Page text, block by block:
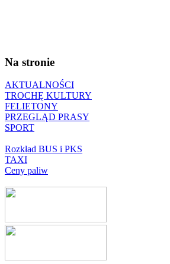
Na stronie
AKTUALNOŚCI
TROCHĘ KULTURY
FELIETONY
PRZEGLĄD PRASY
SPORT
Rozkład BUS i PKS
TAXI
Ceny paliw